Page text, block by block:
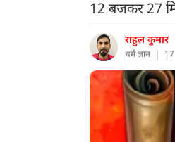
12 बजकर 27
राहुल कुमार
धर्म ज्ञान